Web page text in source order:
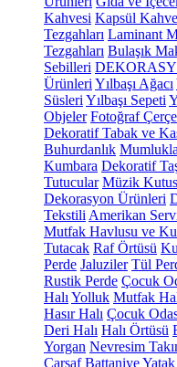
Kahvesi Kapsül Kahve
Tezgahları Laminant
Tezgahları Bulaşık
Sebilleri
Ürünleri Yılbaşı Ağacı
Süsleri Yılbaşı Sepeti
Objeler Fotoğraf
Dekoratif Tabak ve
Buhurdanlık
Kumbara Dekoratif
Tutucular Müzik
Dekorasyon Ürünleri
Tekstili Amerikan
Mutfak Havlusu ve
Tutacak Raf Örtüsü
Perde Jaluziler Tül
Rustik Perde Çocuk
Halı Yolluk Mutfak
Hasır Halı Çocuk
Deri Halı Halı Örtüsü
Yorgan Nevresim
Çarşaf Battaniye